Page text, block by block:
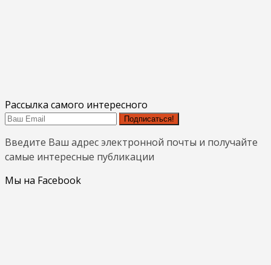
Рассылка самого интересного
Подписаться!
Введите Ваш адрес электронной почты и получайте
самые интересные публикации
Мы на Facebook